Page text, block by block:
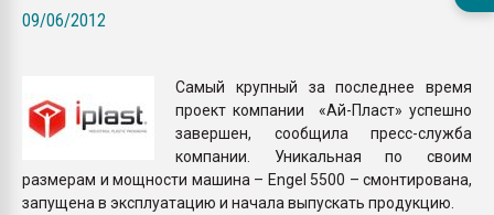
Всё, что касается
бутылок
ПЕРЕЙТИ НА
09/06/2012
Самый крупный за последнее время
проект компании «Ай-Пласт» успешно
завершен, сообщила пресс-служба
компании. Уникальная по своим
размерам и мощности машина – Engel 5500 – смонтирована,
запущена в эксплуатацию и начала выпускать продукцию.